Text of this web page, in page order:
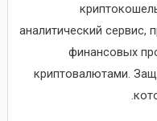
аналитический
финансовых
криптовалютами.